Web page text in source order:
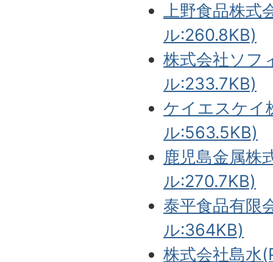
上野食品株式
ル:260.8KB)
株式会社ソフ
ル:233.7KB)
ケイエスケイ
ル:563.5KB)
鹿児島金属株
ル:270.7KB)
泰平食品有限
ル:364KB)
株式会社島水